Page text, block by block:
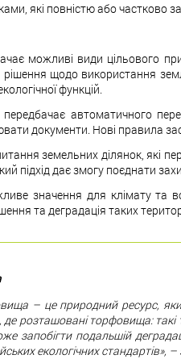
які повністю або частково
можливі види цільового
щодо використання
функцій.
автоматичного
документи. Нові правила
земельних ділянок, які
підхід дає змогу поєднати
значення для клімату та
та деградація таких
– це природний ресурс,
де розташовані торфовища: такі
запобігти подальшій
екологічних стандартів»,